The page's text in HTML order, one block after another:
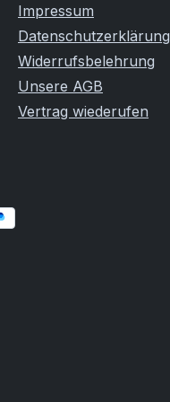
Impressum
Datenschutzerklärung
Widerrufsbelehrung
Unsere AGB
Vertrag wiederufen